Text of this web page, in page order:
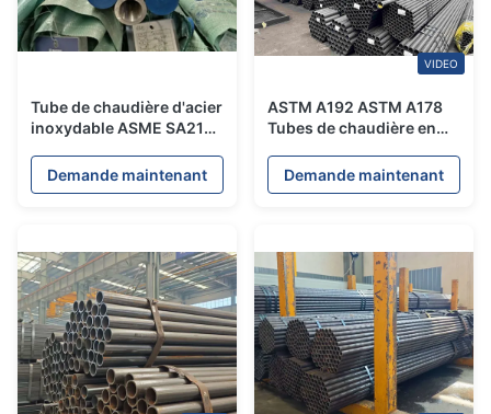
Tube de chaudière d'acier
inoxydable ASME SA213
38,1 - 101.6mm
Demande maintenant
VIDEO
ASTM A192 ASTM A178
Tubes de chaudière en
Demande maintenant